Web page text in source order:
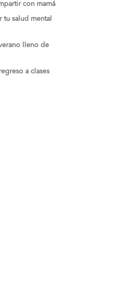
con mamá
tu salud mental
lleno de
a clases